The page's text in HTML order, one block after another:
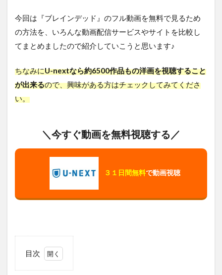
今回は『ブレインデッド』のフル動画を無料で見るため
の方法を、いろんな動画配信サービスやサイトを比較し
てまとめましたので紹介していこうと思います♪
ちなみにU-nextなら約6500作品もの洋画を視聴すること
が出来るので、興味がある方はチェックしてみてくださ
い。
＼今すぐ動画を無料視聴する／
３１日間無料で動画視聴
目次